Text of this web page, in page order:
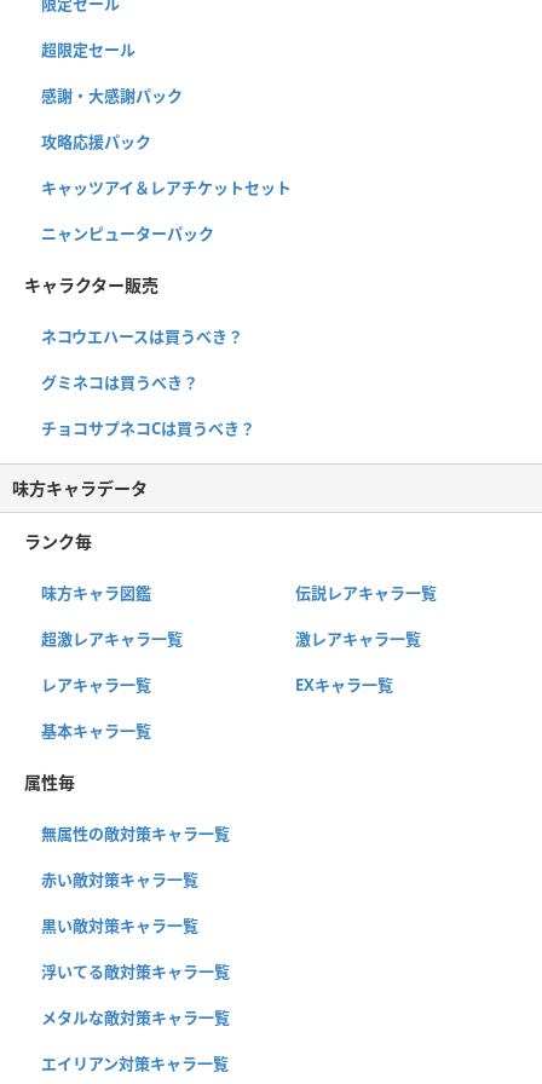
超限定セール
感謝・大感謝パック
攻略応援パック
キャッツアイ＆レアチケットセット
ニャンピューターパック
キャラクター販売
ネコウエハースは買うべき？
グミネコは買うべき？
チョコサプネコCは買うべき？
味方キャラデータ
ランク毎
味方キャラ図鑑 伝説レアキャラ一覧
超激レアキャラ一覧 激レアキャラ一覧
レアキャラ一覧 EXキャラ一覧
基本キャラ一覧
属性毎
無属性の敵対策キャラ一覧
赤い敵対策キャラ一覧
黒い敵対策キャラ一覧
浮いてる敵対策キャラ一覧
メタルな敵対策キャラ一覧
エイリアン対策キャラ一覧